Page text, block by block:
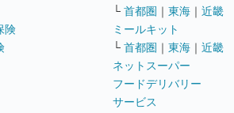
険
└ 首都圏 ｜ 東海 ｜ 近畿
ミールキット
└ 首都圏 ｜ 東海 ｜ 近畿
ネットスーパー
フードデリバリー
サービス